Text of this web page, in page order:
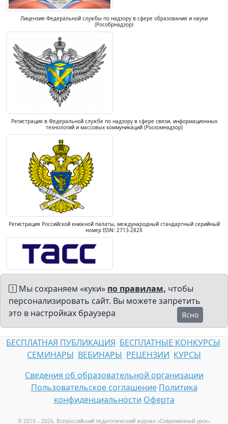
Лицензия Федеральной службы по надзору в сфере образования и науки
(Рособрнадзор)
Регистрация в Федеральной службе по надзору в сфере связи, информационных
технологий и массовых коммуникаций (Роскомнадзор)
Регистрация Российской книжной палаты, международный стандартный серийный
номер ISSN: 2713-282X
Мы сохраняем «куки» по правилам, чтобы
персонализировать сайт. Вы можете запретить
это в настройках браузера
Ясно
БЕСПЛАТНАЯ ПУБЛИКАЦИЯ БЕСПЛАТНЫЕ КОНКУРСЫ
СЕМИНАРЫ ВЕБИНАРЫ РЕЦЕНЗИИ КУРСЫ
Сведения об образовательной организации
Пользовательское соглашение Политика
конфиденциальности Оферта
© 2010 – 2026, Всероссийский педагогический журнал «Современный урок»